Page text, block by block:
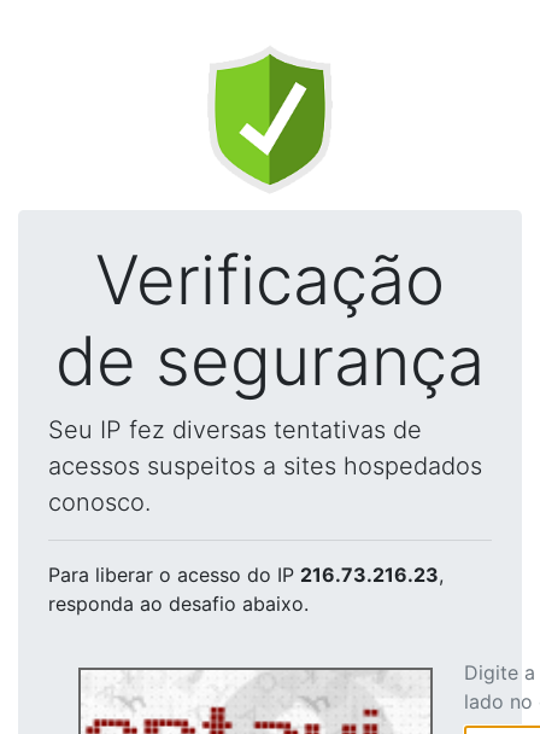
Verificação
de segurança
Seu IP fez diversas tentativas de
acessos suspeitos a sites hospedados
conosco.
Para liberar o acesso do IP 216.73.216.23,
responda ao desafio abaixo.
Digite
lado no